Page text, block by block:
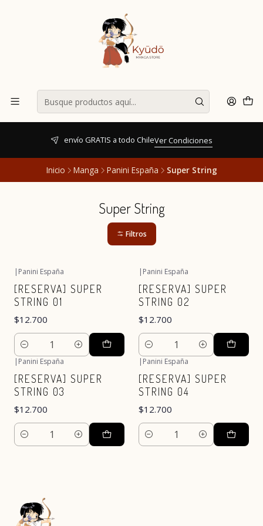
envío GRATIS a todo ChileVer Condiciones
Inicio Manga Panini España Super String
Super String
Filtros
| Panini España
[RESERVA] SUPER
STRING 01
$12.700
Cantidad
| Panini España
[RESERVA] SUPER
STRING 02
$12.700
Cantidad
| Panini España
[RESERVA] SUPER
STRING 03
$12.700
Cantidad
| Panini España
[RESERVA] SUPER
STRING 04
$12.700
Cantidad